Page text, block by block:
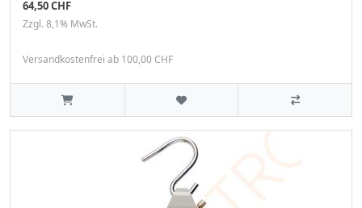
64,50 CHF
Zzgl. 8,1% MwSt.
Versandkostenfrei ab 100,00 CHF